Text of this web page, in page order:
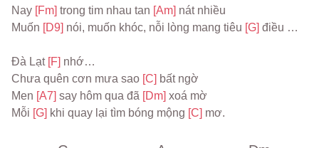
Nay [Fm] trong tim nhau tan [Am] nát nhiều
Muốn [D9] nói, muốn khóc, nỗi lòng mang tiêu [G] điều …
Đà Lạt [F] nhớ…
Chưa quên cơn mưa sao [C] bất ngờ
Men [A7] say hôm qua đã [Dm] xoá mờ
Mỗi [G] khi quay lại tìm bóng mộng [C] mơ.